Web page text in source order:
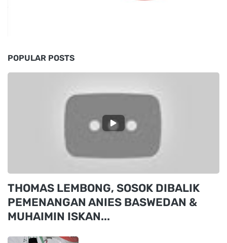
POPULAR POSTS
THOMAS LEMBONG, SOSOK DIBALIK
PEMENANGAN ANIES BASWEDAN &
MUHAIMIN ISKAN...